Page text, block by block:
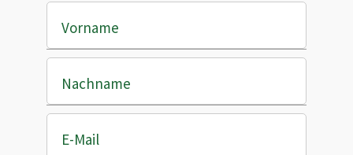
Vorname
Nachname
E-Mail